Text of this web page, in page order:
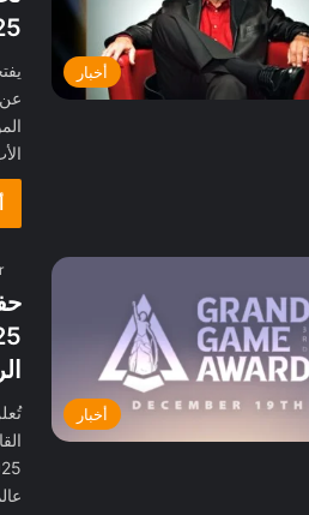
أخبار
عن
أخبار